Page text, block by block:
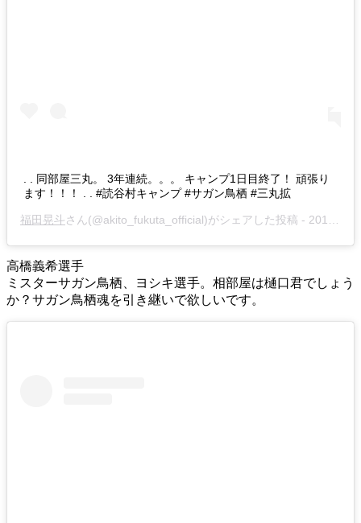
. . 同部屋三丸。 3年連続。。。 キャンプ1日目終了！ 頑張り
ます！！！ . . #読谷村キャンプ #サガン鳥栖 #三丸拡
福田晃斗さん(@akito_fukuta_official)がシェアした投稿 - 2019年 1月月20日午前1時35分PST
高橋義希選手
ミスターサガン鳥栖、ヨシキ選手。相部屋は樋口君でしょう
か？サガン鳥栖魂を引き継いで欲しいです。